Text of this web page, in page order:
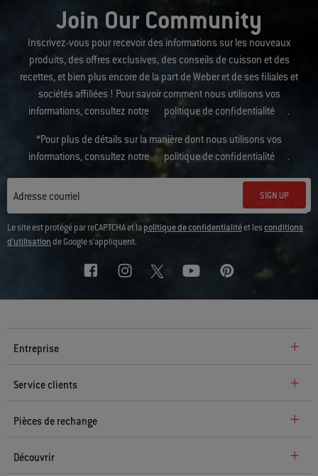
Join Our Community
Inscrivez-vous pour recevoir des informations sur les nouveaux
produits, des offres exclusives, des conseils de cuisson et des
recettes, et bien plus encore de la part de Weber et de ses filiales et
sociétés affiliées ! Pour savoir comment nous utilisons vos
informations, consultez notre
politique de confidentialité .
*Pour plus de détails sur la manière dont nous utilisons vos
informations, consultez notre
politique de confidentialité .
Adresse courriel SIGN UP
Le site est protégé par reCAPTCHA et lapolitique de confidentialitéet lesconditions
d'utilisationde Google s'appliquent.
Entreprise
Service clients
Pièces de rechange
Découvrir